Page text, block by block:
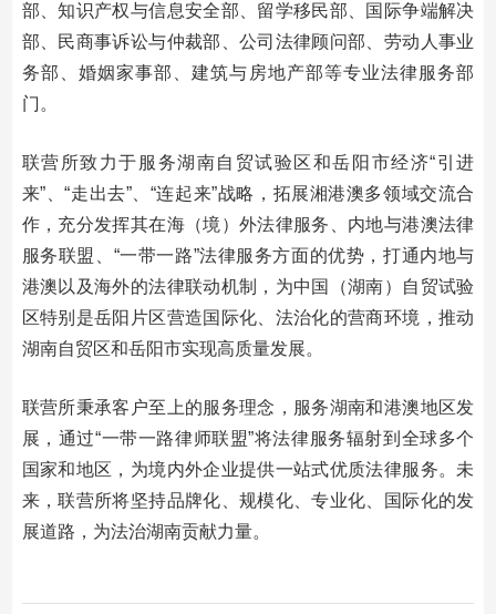
部、知识产权与信息安全部、留学移民部、国际争端解决
部、民商事诉讼与仲裁部、公司法律顾问部、劳动人事业
务部、婚姻家事部、建筑与房地产部等专业法律服务部
门。
联营所致力于服务湖南自贸试验区和岳阳市经济“引进
来”、“走出去”、“连起来”战略，拓展湘港澳多领域交流合
作，充分发挥其在海（境）外法律服务、内地与港澳法律
服务联盟、“一带一路”法律服务方面的优势，打通内地与
港澳以及海外的法律联动机制，为中国（湖南）自贸试验
区特别是岳阳片区营造国际化、法治化的营商环境，推动
湖南自贸区和岳阳市实现高质量发展。
联营所秉承客户至上的服务理念，服务湖南和港澳地区发
展，通过“一带一路律师联盟”将法律服务辐射到全球多个
国家和地区，为境内外企业提供一站式优质法律服务。未
来，联营所将坚持品牌化、规模化、专业化、国际化的发
展道路，为法治湖南贡献力量。